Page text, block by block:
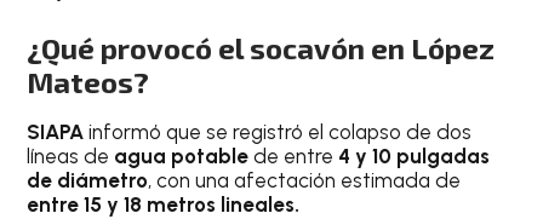
¿Qué provocó el socavón en López
Mateos?
SIAPA informó que se registró el colapso de dos
líneas de agua potable de entre 4 y 10 pulgadas
de diámetro, con una afectación estimada de
entre 15 y 18 metros lineales.